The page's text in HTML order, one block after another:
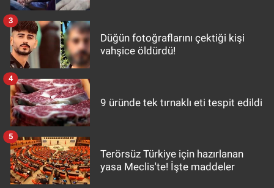
Düğün fotoğraflarını çektiği kişi
vahşice öldürdü!
3
9 üründe tek tırnaklı eti tespit edildi
4
Terörsüz Türkiye için hazırlanan
yasa Meclis'te! İşte maddeler
5